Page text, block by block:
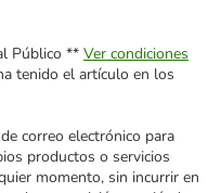
Público ** Ver condiciones
tenido el artículo en los
correo electrónico para
productos o servicios
momento, sin incurrir en